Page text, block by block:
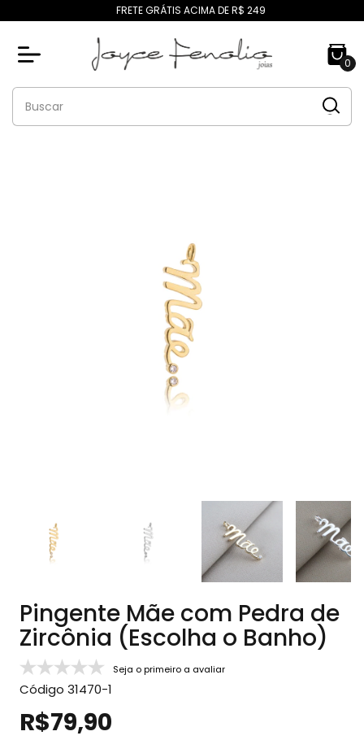
FRETE GRÁTIS ACIMA DE R$ 249
0
Pingente Mãe com Pedra de
Zircônia (Escolha o Banho)
Seja o primeiro a avaliar
Código 31470-1
R$79,90